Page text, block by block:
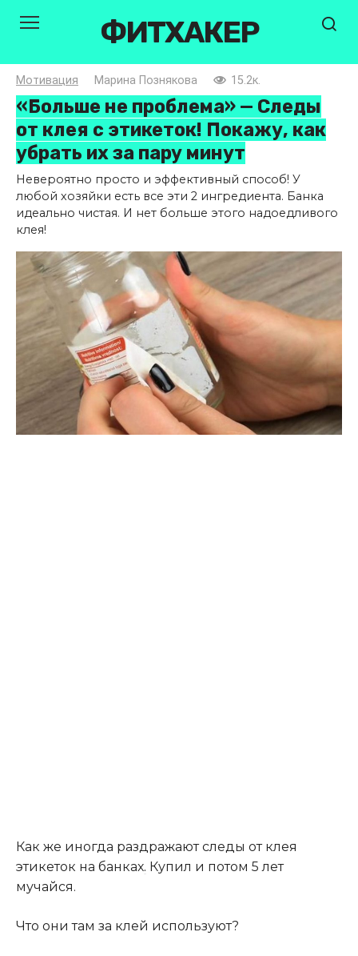
ФИТХАКЕР
Мотивация Марина Познякова 15.2к.
«Больше не проблема» — Следы
от клея с этикеток! Покажу, как
убрать их за пару минут
Невероятно просто и эффективный способ! У
любой хозяйки есть все эти 2 ингредиента. Банка
идеально чистая. И нет больше этого надоедливого
клея!
Как же иногда раздражают следы от клея
этикеток на банках. Купил и потом 5 лет
мучайся.
Что они там за клей используют?